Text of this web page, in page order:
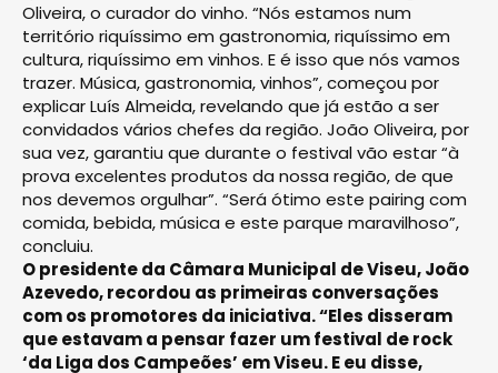
Oliveira, o curador do vinho. “Nós estamos num
território riquíssimo em gastronomia, riquíssimo em
cultura, riquíssimo em vinhos. E é isso que nós vamos
trazer. Música, gastronomia, vinhos”, começou por
explicar Luís Almeida, revelando que já estão a ser
convidados vários chefes da região. João Oliveira, por
sua vez, garantiu que durante o festival vão estar “à
prova excelentes produtos da nossa região, de que
nos devemos orgulhar”. “Será ótimo este pairing com
comida, bebida, música e este parque maravilhoso”,
concluiu.
O presidente da Câmara Municipal de Viseu, João
Azevedo, recordou as primeiras conversações
com os promotores da iniciativa. “Eles disseram
que estavam a pensar fazer um festival de rock
‘da Liga dos Campeões’ em Viseu. E eu disse,